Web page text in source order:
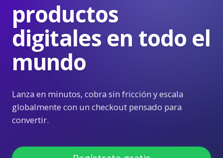
productos
digitales en todo el
mundo
Lanza en minutos, cobra sin fricción y escala
globalmente con un checkout pensado para
convertir.